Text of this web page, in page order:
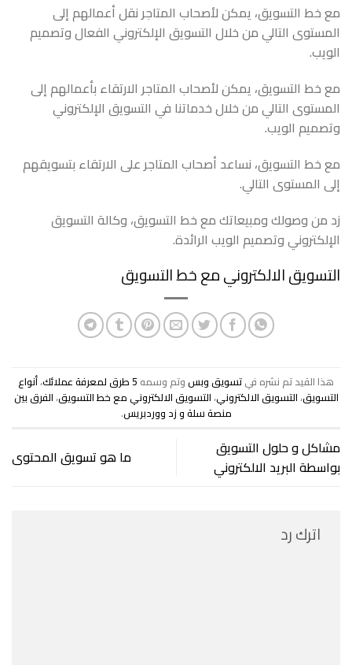
مع خط التسويق، يمكن لأصحاب المتاجر نقل أعمالهم إلى
المستوى التالي من خلال التسويق الإلكتروني الفعال وتصميم
الويب.
مع خط التسويق، يمكن لأصحاب المتاجر الارتقاء بأعمالهم إلى
المستوى التالي من خلال خدماتنا في التسويق الإلكتروني
وتصميم الويب.
مع خط التسويق، نساعد أصحاب المتاجر على الارتقاء بتسويقهم
إلى المستوى التالي.
زد من وصولك ومبيعاتك مع خط التسويق، وكالة التسويق
الإلكتروني وتصميم الويب الرائدة.
التسويق الالكتروني مع خط التسويق
هذا القيد تم نشره فيتسويق وبسوتم وسمه 5 طرق لمعرفة عملائك ،أنواع
التسويق،التسويق الالكتروني،التسويق الالكتروني مع خط التسويق،الفرق بين
منصة سلة و زد ووردبريس.
مشاكل و حلول التسويق
بواسطة البريد الالكتروني
ما هو تسويق المحتوى
اترك رد